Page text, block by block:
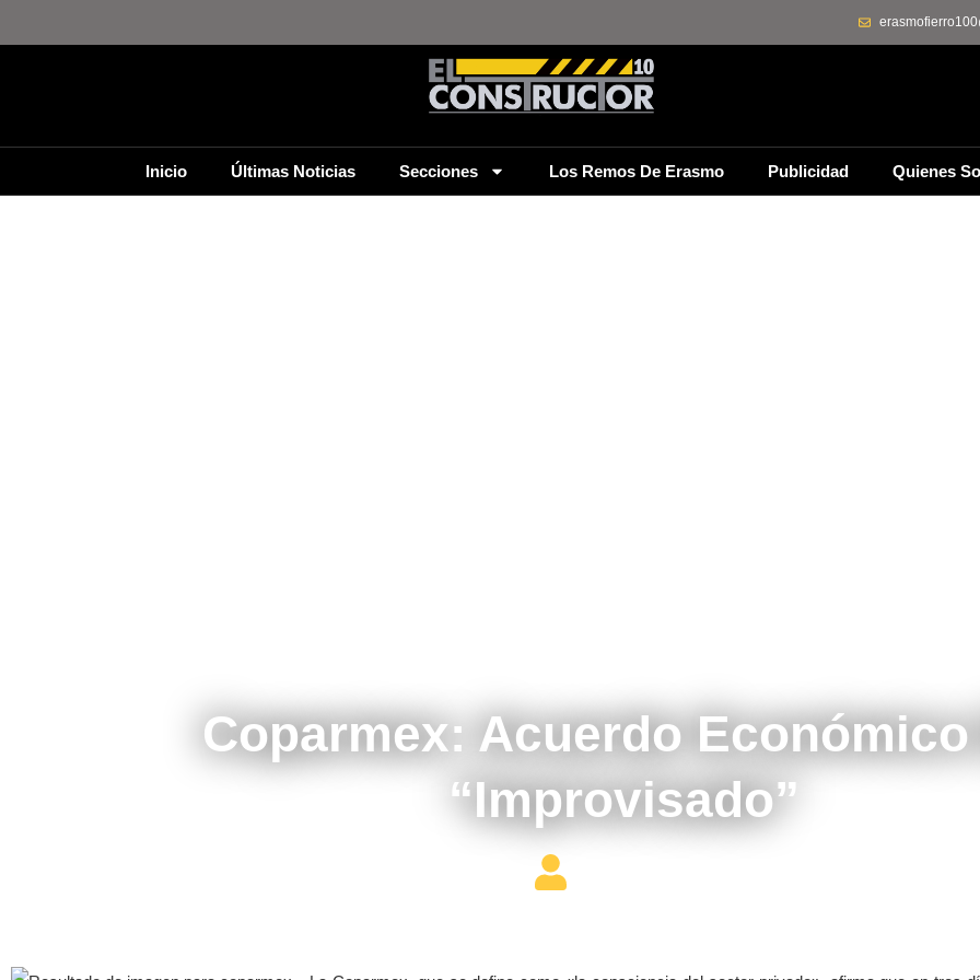
Inicio Últimas Noticias Secciones Los Remos De Erasmo Publicidad Quienes
Coparmex: Acuerdo Económico
“Improvisado”